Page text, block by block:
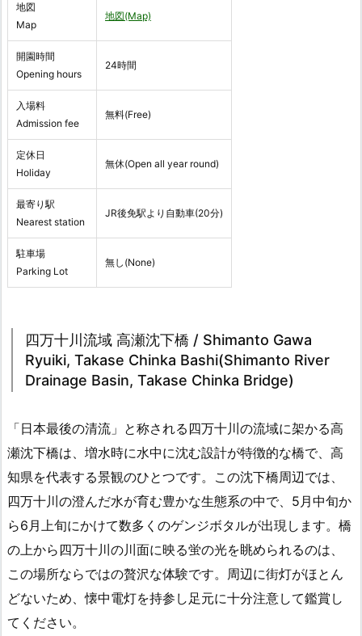
地図
Map
地図(Map)
開園時間
Opening hours
24時間
入場料
Admission fee
無料(Free)
定休日
Holiday
無休(Open all year round)
最寄り駅
Nearest station
JR後免駅より自動車(20分)
駐車場
Parking Lot
無し(None)
四万十川流域 高瀬沈下橋 / Shimanto Gawa
Ryuiki, Takase Chinka Bashi(Shimanto River
Drainage Basin, Takase Chinka Bridge)
「日本最後の清流」と称される四万十川の流域に架かる高
瀬沈下橋は、増水時に水中に沈む設計が特徴的な橋で、高
知県を代表する景観のひとつです。この沈下橋周辺では、
四万十川の澄んだ水が育む豊かな生態系の中で、5月中旬か
ら6月上旬にかけて数多くのゲンジボタルが出現します。橋
の上から四万十川の川面に映る蛍の光を眺められるのは、
この場所ならではの贅沢な体験です。周辺に街灯がほとん
どないため、懐中電灯を持参し足元に十分注意して鑑賞し
てください。